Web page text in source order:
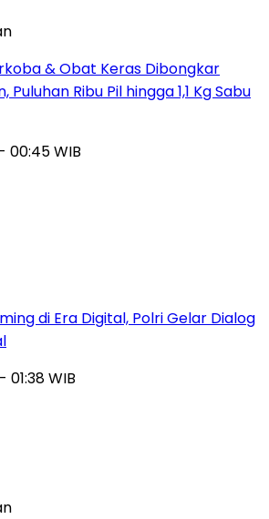
& Obat Keras Dibongkar
Ribu Pil hingga 1,1 Kg Sabu
00:45 WIB
di Era Digital, Polri Gelar Dialog
01:38 WIB